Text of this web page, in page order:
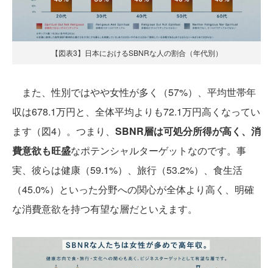
【図表3】日本におけるSBNRな人の割合（年代別）
また、性別ではやや女性が多く（57%）、平均世帯年
収は678.1万円と、全体平均よりも72.1万円高くなってい
ます（図4）。つまり、 SBNR層は可処分所得が高く、消
費意欲も旺盛なポテンシャルターゲットなのです。事
実、彼らは健康（59.1%）、旅行（53.2%）、食生活
（45.0%）といった分野への関心が全体より高く、明確
な消費意欲を持つ有望な層だといえます。